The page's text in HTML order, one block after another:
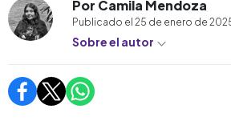
Por Camila Mendoza
Publicado el 25 de enero de 2025
Sobre el autor